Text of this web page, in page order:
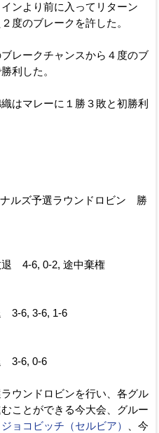
ンより前に入ってリターン
度のブレークを許した。
レークチャンスから４度のブ
利した。
はマレーに１勝３敗と初勝利
ナルズ予選ラウンドロビン 勝
4-6, 0-2, 途中棄権
3-6, 3-6, 1-6
3-6, 0-6
ウンドロビンを行い、各グル
ことができる今大会、グルー
ジョコビッチ（セルビア）
、今